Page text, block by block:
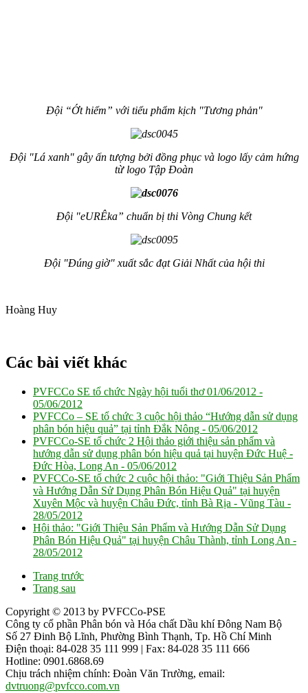
Đội “Ớt hiểm” với tiểu phẩm kịch "Tương phản"
Đội "Lá xanh" gây ấn tượng bởi đồng phục và logo lấy cảm hứng
từ logo Tập Đoàn
Đội "eURÊka” chuẩn bị thi Vòng Chung kết
Đội "Đúng giờ" xuất sắc đạt Giải Nhất của hội thi
Hoàng Huy
Các bài viết khác
PVFCCo SE tổ chức Ngày hội tuổi thơ 01/06/2012 -
05/06/2012
PVFCCo – SE tổ chức 3 cuộc hội thảo “Hướng dẫn sử dụng
phân bón hiệu quả” tại tỉnh Đắk Nông - 05/06/2012
PVFCCo-SE tổ chức 2 Hội thảo giới thiệu sản phẩm và
hướng dẫn sử dụng phân bón hiệu quả tại huyện Đức Huệ -
Đức Hòa, Long An - 05/06/2012
PVFCCo-SE tổ chức 2 cuộc hội thảo: "Giới Thiệu Sản Phẩm
và Hướng Dẫn Sử Dụng Phân Bón Hiệu Quả" tại huyện
Xuyên Mộc và huyện Châu Đức, tỉnh Bà Rịa - Vũng Tàu -
28/05/2012
Hội thảo: "Giới Thiệu Sản Phẩm và Hướng Dẫn Sử Dụng
Phân Bón Hiệu Quả" tại huyện Châu Thành, tỉnh Long An -
28/05/2012
Trang trước
Trang sau
Copyright © 2013 by PVFCCo-PSE
Công ty cổ phần Phân bón và Hóa chất Dầu khí Đông Nam Bộ
Số 27 Đinh Bộ Lĩnh, Phường Bình Thạnh, Tp. Hồ Chí Minh
Điện thoại: 84-028 35 111 999 | Fax: 84-028 35 111 666
Hotline: 0901.6868.69
Chịu trách nhiệm chính: Đoàn Văn Trường, email:
dvtruong@pvfcco.com.vn